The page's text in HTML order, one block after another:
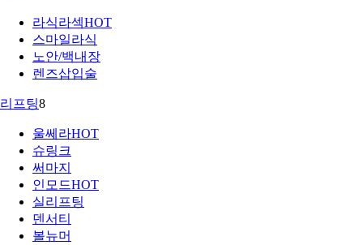
라식라섹HOT
스마일라식
노안/백내장
렌즈삽입술
리프팅8
울쎄라HOT
슈링크
써마지
인모드HOT
실리프팅
덴서티
볼뉴머